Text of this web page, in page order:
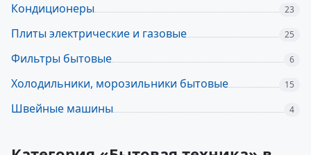
Кондиционеры 23
Плиты электрические и газовые 25
Фильтры бытовые 6
Холодильники, морозильники бытовые 15
Швейные машины 4